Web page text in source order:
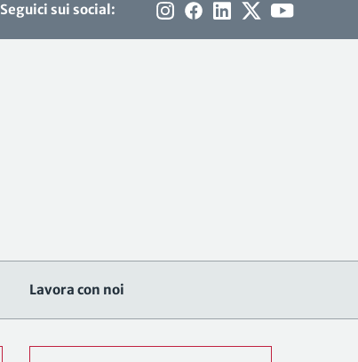
Seguici sui social:
Lavora con noi